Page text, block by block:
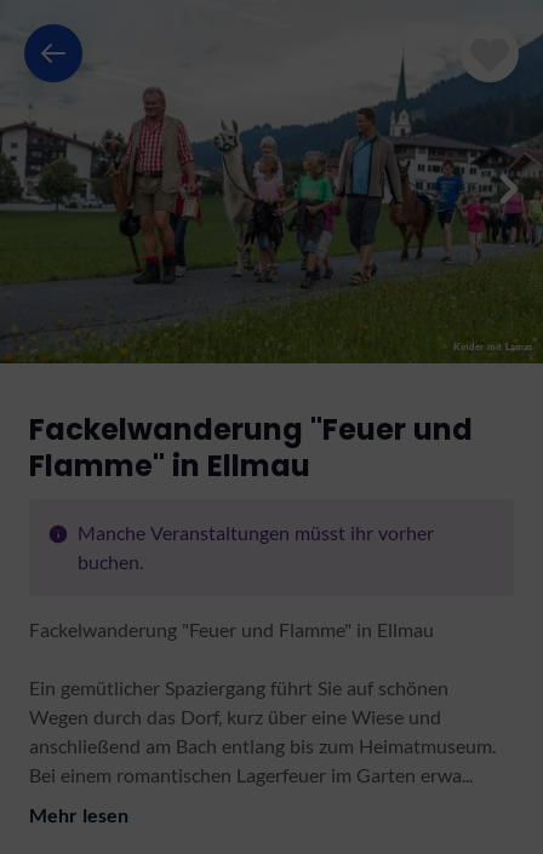
Kinder mit Lamas
Fackelwanderung "Feuer und
Flamme" in Ellmau
Manche Veranstaltungen müsst ihr vorher
buchen.
Fackelwanderung "Feuer und Flamme" in Ellmau
Ein gemütlicher Spaziergang führt Sie auf schönen
Wegen durch das Dorf, kurz über eine Wiese und
anschließend am Bach entlang bis zum Heimatmuseum.
Bei einem romantischen Lagerfeuer im Garten erwa...
Mehr lesen